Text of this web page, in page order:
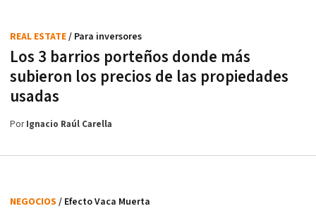
Los 3 barrios porteños donde más
subieron los precios de las propiedades
usadas
REAL ESTATE/ Para inversores
PorIgnacio Raúl Carella
NEGOCIOS / Efecto Vaca Muerta